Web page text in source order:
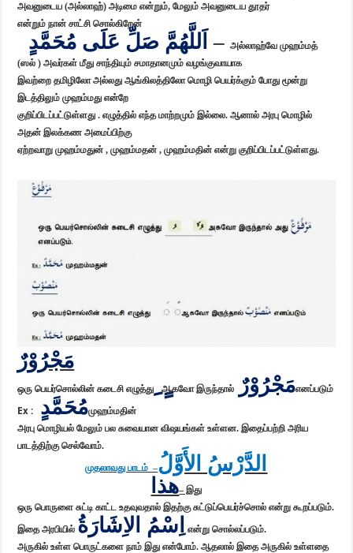
அவனுடைய (அல்லாஹ்) அடிமை என்றும், மேலும் அவனுடைய தூதர்
என்றும் நான் சாட்சி சொல்கிறேன்
اَللَّهُمَّ صَلِّ عَلَى مُحَمَّدٍ –அல்லாஹ்வே முஹம்மத்
(ஸல் ) அவர்கள் மீது சாந்தியும் சமாதானமும் வழங்குவாயாக
இவற்றை தமிழிலோ அல்லது ஆங்கிலத்திலோ மொழி பெயர்க்கும் போது மூன்று
இடத்திலும் முஹம்மது என்றே
குறிப்பிடப்பட்டுள்ளது . எழுத்தில் எந்த மாற்றமும் இல்லை. ஆனால் அரபு மொழில்
அதன் இலக்கண அமைப்பிற்கு
ஏற்றவாறு முஹம்மதுன் , முஹம்மதன் , முஹம்மதின் என்று குறிப்பிடப்பட்டுள்ளது.
مَجْرُوْرٌ
ஒரு பெயர்சொல்லின் கடைசி எழுத்து ٍ ِஆகவோ இருந்தால் مَجْرُوْرٌஎனப்படும்
Ex :
مُحَمَّدٍமுஹம்மதின்
அரபு மொழியல் மேலும் பல சுவையான விஷயங்கள் உள்ளன. இதைப்பற்றி அரிய
பாடத்திற்கு செல்வோம்.
முதலாவது பாடம் –الدَّرْسُ الأَوَّلُ
هذا– இது
ஒரு பொருளை சுட்டி காட்ட உதவுவதால் இதற்கு சுட்டுப்பெயர்ச்சொல் என்று கூறப்படும்.
இதை அரபியில் اِسْمُ الاِشَارَةُ என்று சொல்லப்படும்.
அருகில் உள்ள பொருட்களை நாம் இது என்போம். ஆதலால் இதை அருகில் உள்ளதை